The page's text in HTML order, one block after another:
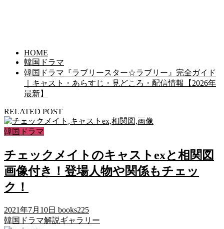
HOME
韓国ドラマ
韓国ドラマ『ラブリースター☆ラブリー』完全ガイド
｜キャスト・あらすじ・見どころ・配信情報【2026年
最新】
RELATED POST
韓国ドラマ
チェックメイトのキャストexと相関図
画像付き！登場人物や関係もチェッ
ク！
2021年7月10日 books225
韓国ドラマ解説ギャラリー